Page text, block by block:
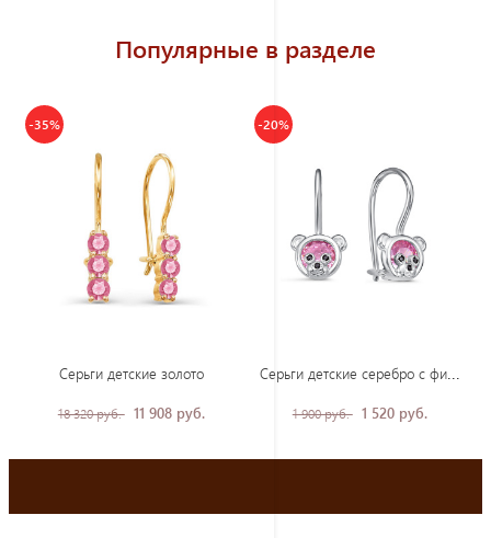
Популярные в разделе
-35%
Серьги детские золото
18 320 руб. 11 908 руб.
-20%
Серьги детские серебро с фианитами
1 900 руб. 1 520 руб.